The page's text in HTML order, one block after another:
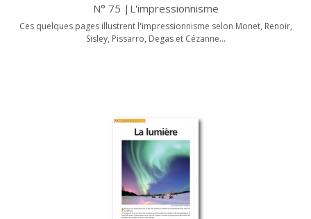
N° 75 |L'impressionnisme
Ces quelques pages illustrent l'impressionnisme selon Monet, Renoir,
Sisley, Pissarro, Degas et Cézanne...